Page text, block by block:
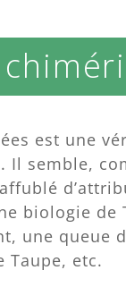
est une
Il semble,
biologie de
une queue
Taupe, etc.